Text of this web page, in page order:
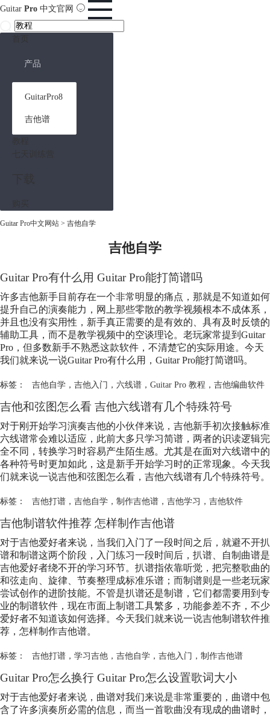
Guitar Pro 中文官网
产品
GuitarPro8
吉他谱
Guitar Pro中文网站 > 吉他自学
吉他自学
Guitar Pro有什么用 Guitar Pro能打简谱吗
许多吉他新手目前存在一个非常明显的痛点，那就是不知道如何
提升自己的演奏能力，网上那些零散的教学视频根本不成体系，
并且也没有实用性，新手真正需要的是有效的、具有及时反馈的
辅助工具，而不是教学视频中的空谈理论。老玩家常提到Guitar
Pro，但多数新手不熟悉这款软件，不清楚它的实际用途。今天
我们就来说一说Guitar Pro有什么用，Guitar Pro能打简谱吗。
标签： 吉他自学， 吉他入门 ， 六线谱， Guitar Pro 教程 ， 吉他编曲软件
吉他和弦图怎么看 吉他六线谱有几个特殊符号
对于刚开始学习演奏吉他的小伙伴来说，吉他新手初次接触标准
六线谱常会难以适应，此前大多只学习简谱，两者的识读逻辑完
全不同，转换学习时容易产生陌生感。尤其是在面对六线谱中的
各种符号时更加如此，这是新手开始学习时的正常现象。今天我
们就来说一说吉他和弦图怎么看，吉他六线谱有几个特殊符号。
标签： 吉他打谱， 吉他自学， 制作吉他谱， 吉他学习 ， 吉他软件
吉他制谱软件推荐 怎样制作吉他谱
对于吉他爱好者来说，当我们入门了一段时间之后，就避不开扒
谱和制谱这两个阶段，入门练习一段时间后，扒谱、自制曲谱是
吉他爱好者绕不开的学习环节。扒谱指依靠听觉，把完整歌曲的
和弦走向、旋律、节奏整理成标准乐谱；而制谱则是一些老玩家
尝试创作的进阶技能。不管是扒谱还是制谱，它们都需要用到专
业的制谱软件，现在市面上制谱工具繁多，功能参差不齐，不少
爱好者不知道该如何选择。今天我们就来说一说吉他制谱软件推
荐，怎样制作吉他谱。
标签： 吉他打谱， 学习吉他， 吉他自学， 吉他入门 ， 制作吉他谱
Guitar Pro怎么换行 Guitar Pro怎么设置歌词大小
对于吉他爱好者来说，曲谱对我们来说是非常重要的，曲谱中包
含了许多演奏所必需的信息，而当一首歌曲没有现成的曲谱时，